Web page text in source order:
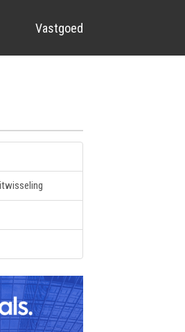
Vastgoed